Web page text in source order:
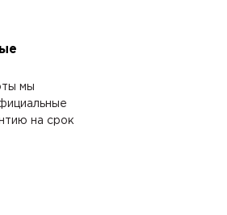
мы
на срок